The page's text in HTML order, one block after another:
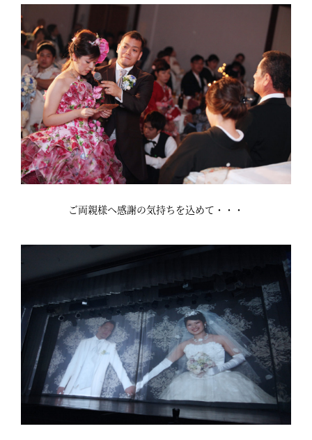
ご両親様へ感謝の気持ちを込めて・・・